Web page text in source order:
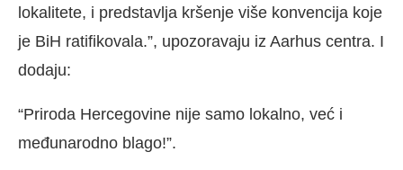
lokalitete, i predstavlja kršenje više konvencija koje
je BiH ratifikovala.”, upozoravaju iz Aarhus centra. I
dodaju:
“Priroda Hercegovine nije samo lokalno, već i
međunarodno blago!”.